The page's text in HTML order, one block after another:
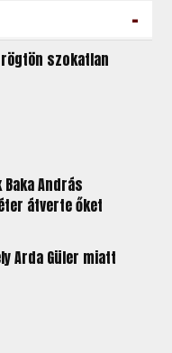
-
szokatlan
András
átverte őket
Arda Güler miatt